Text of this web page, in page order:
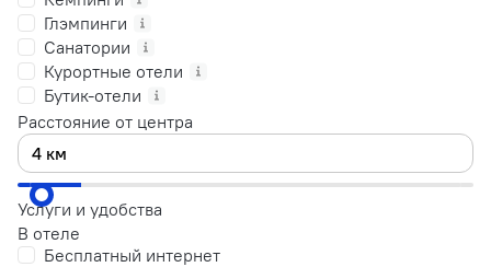
Глэмпинги
Санатории
Курортные отели
Бутик-отели
Расстояние от центра
Услуги и удобства
В отеле
Бесплатный интернет